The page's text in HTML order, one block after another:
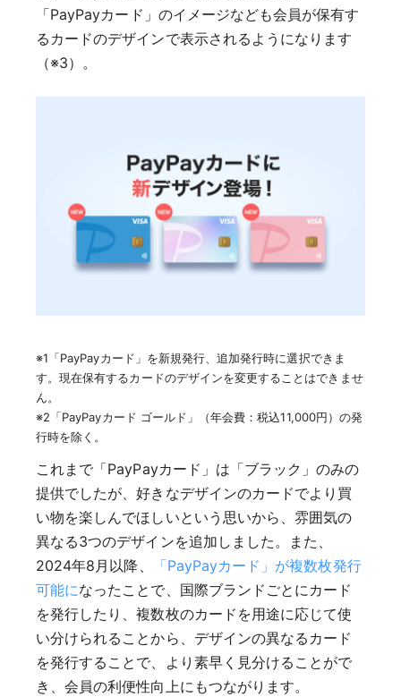
「PayPayカード」のイメージなども会員が保有す
るカードのデザインで表示されるようになります
（※3）。
※1「PayPayカード」を新規発行、追加発行時に選択できま
す。現在保有するカードのデザインを変更することはできませ
ん。
※2「PayPayカード ゴールド」（年会費：税込11,000円）の発
行時を除く。
これまで「PayPayカード」は「ブラック」のみの
提供でしたが、好きなデザインのカードでより買
い物を楽しんでほしいという思いから、雰囲気の
異なる3つのデザインを追加しました。また、
2024年8月以降、
「PayPayカード」が複数枚発行
可能になったことで、国際ブランドごとにカード
を発行したり、複数枚のカードを用途に応じて使
い分けられることから、デザインの異なるカード
を発行することで、より素早く見分けることがで
き、会員の利便性向上にもつながります。